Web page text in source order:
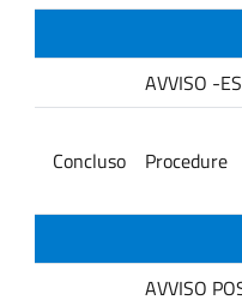
AVVISO -
Concluso Procedure
AVVISO